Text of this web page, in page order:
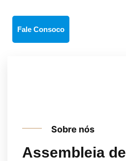
Fale Consoco
Sobre nós
Assembleia de